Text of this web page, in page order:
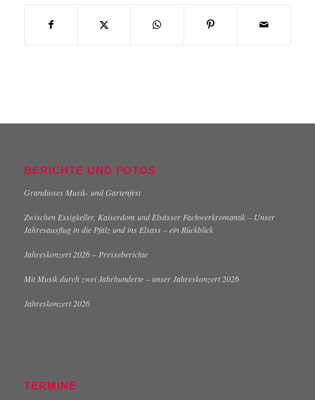
BERICHTE UND FOTOS
Grandioses Musik- und Gartenfest
Zwischen Essigkeller, Kaiserdom und Elsässer Fachwerkromantik – Unser
Jahresausflug in die Pfalz und ins Elsass – ein Rückblick
Jahreskonzert 2026 – Presseberichte
Mit Musik durch zwei Jahrhunderte – unser Jahreskonzert 2026
Jahreskonzert 2026
TERMINE